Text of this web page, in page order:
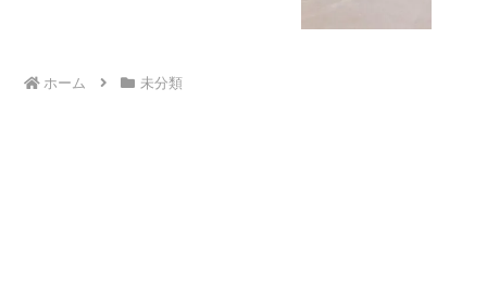
ホーム 未分類